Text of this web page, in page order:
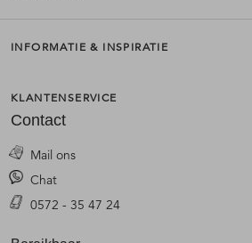
INFORMATIE & INSPIRATIE
KLANTENSERVICE
Contact
Mail ons
Chat
0572 - 35 47 24